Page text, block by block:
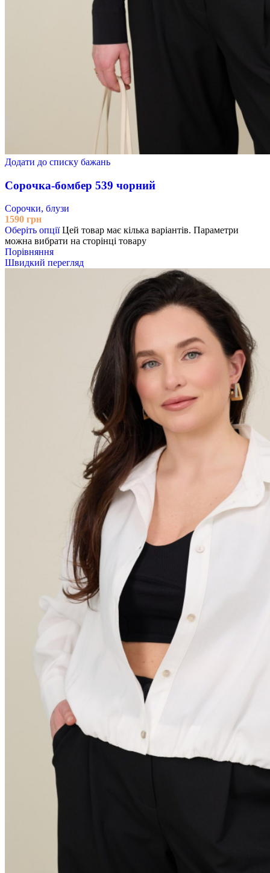
Додати до списку бажань
Сорочка-бомбер 539 чорний
Сорочки, блузи
1590 грн
Оберіть опції Цей товар має кілька варіантів. Параметри
можна вибрати на сторінці товару
Порівняння
Швидкий перегляд